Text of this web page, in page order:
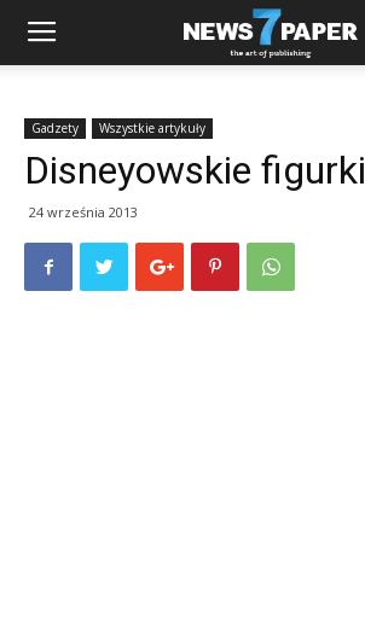
Gadzety Wszystkie artykuły
Disneyowskie figurki
24 września 2013